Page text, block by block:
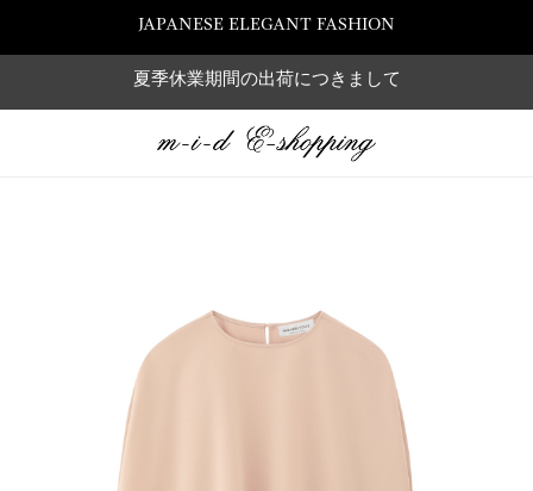
JAPANESE ELEGANT FASHION
夏季休業期間の出荷につきまして